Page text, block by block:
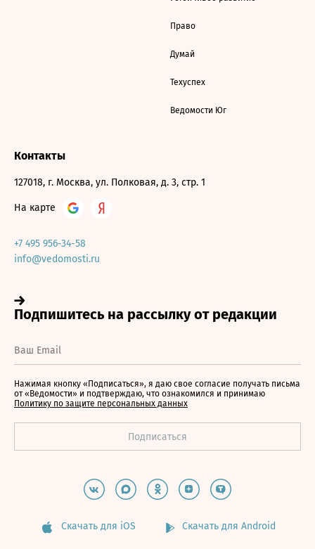
Право
Думай
Техуспех
Ведомости Юг
Контакты
127018, г. Москва, ул. Полковая, д. 3, стр. 1
На карте
+7 495 956-34-58
info@vedomosti.ru
Нажимая кнопку «Подписаться», я даю свое согласие получать письма
от «Ведомости» и подтверждаю, что ознакомился и принимаю
Политику по защите персональных данных
Скачать для iOS Скачать для Android